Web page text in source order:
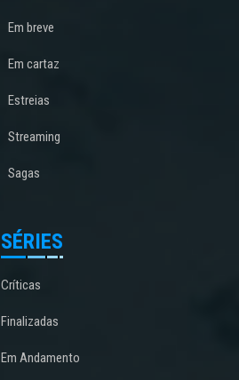
Em breve
Em cartaz
Estreias
Streaming
Sagas
SÉRIES
Críticas
Finalizadas
Em Andamento